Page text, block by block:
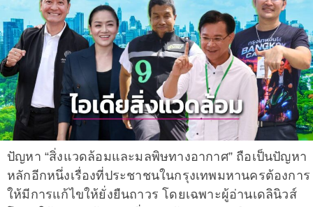
ปัญหา “สิ่งแวดล้อมและมลพิษทางอากาศ” ถือเป็นปัญหา
หลักอีกหนึ่งเรื่องที่ประชาชนในกรุงเทพมหานครต้องการ
ให้มีการแก้ไขให้ยั่งยืนถาวร โดยเฉพาะผู้อ่านเดลินิวส์